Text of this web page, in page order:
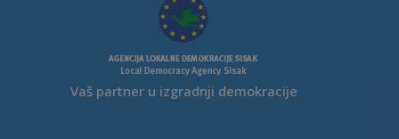
Vaš partner u izgradnji demokracije